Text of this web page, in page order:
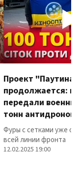
Проект "Паутина"
продолжается:
передали
тонн
Фуры с сетками уже
всей линии фронта
12.02.2025 19:00